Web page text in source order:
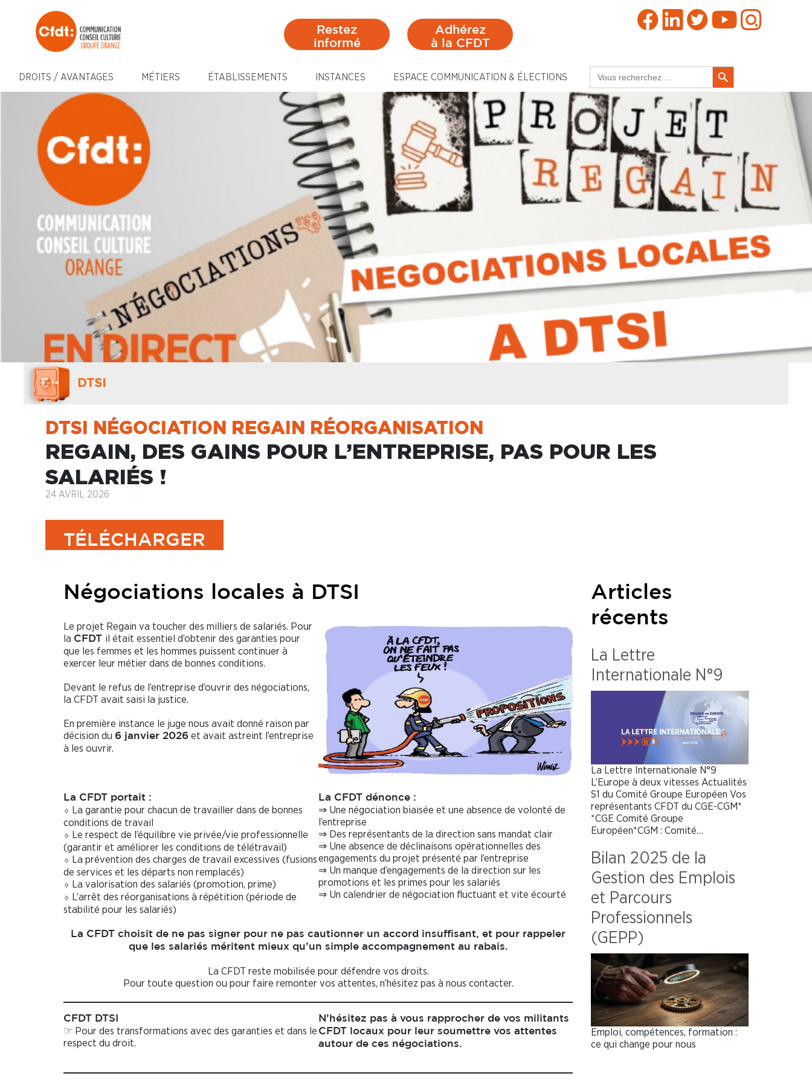
Restez
informé
Adhérez
à la CFDT
DROITS / AVANTAGES MÉTIERS ÉTABLISSEMENTS INSTANCES ESPACE COMMUNICATION & ÉLECTIONS
for:
Search Button
DTSI
DTSI NÉGOCIATION REGAIN RÉORGANISATION
REGAIN, DES GAINS POUR L’ENTREPRISE, PAS POUR LES
SALARIÉS !
24 AVRIL 2026
TÉLÉCHARGER
Négociations locales à DTSI
Le projet Regain va toucher des milliers de salariés. Pour
la CFDT il était essentiel d’obtenir des garanties pour
que les femmes et les hommes puissent continuer à
exercer leur métier dans de bonnes conditions.
Devant le refus de l’entreprise d’ouvrir des négociations,
la CFDT avait saisi la justice.
En première instance le juge nous avait donné raison par
décision du 6 janvier 2026 et avait astreint l’entreprise
à les ouvrir.
La CFDT portait :
⬨ La garantie pour chacun de travailler dans de bonnes
conditions de travail
⬨ Le respect de l’équilibre vie privée/vie professionnelle
(garantir et améliorer les conditions de télétravail)
⬨ La prévention des charges de travail excessives (fusions
de services et les départs non remplacés)
⬨ La valorisation des salariés (promotion, prime)
⬨ L’arrêt des réorganisations à répétition (période de
stabilité pour les salariés)
La CFDT dénonce :
⇒ Une négociation biaisée et une absence de volonté de
l’entreprise
⇒ Des représentants de la direction sans mandat clair
⇒ Une absence de déclinaisons opérationnelles des
engagements du projet présenté par l’entreprise
⇒ Un manque d’engagements de la direction sur les
promotions et les primes pour les salariés
⇒ Un calendrier de négociation fluctuant et vite écourté
La CFDT choisit de ne pas signer pour ne pas cautionner un accord insuffisant, et pour rappeler
que les salariés méritent mieux qu’un simple accompagnement au rabais.
La CFDT reste mobilisée pour défendre vos droits.
Pour toute question ou pour faire remonter vos attentes, n’hésitez pas à nous contacter.
CFDT DTSI
☞ Pour des transformations avec des garanties et dans le
respect du droit.
N’hésitez pas à vous rapprocher de vos militants
CFDT locaux pour leur soumettre vos attentes
autour de ces négociations.
Articles
récents
La Lettre
Internationale N°9
La Lettre Internationale N°9
L’Europe à deux vitesses Actualités
S1 du Comité Groupe Européen Vos
représentants CFDT du CGE-CGM*
*CGE Comité Groupe
Européen*CGM : Comité…
Bilan 2025 de la
Gestion des Emplois
et Parcours
Professionnels
(GEPP)
Emploi, compétences, formation :
ce qui change pour nous